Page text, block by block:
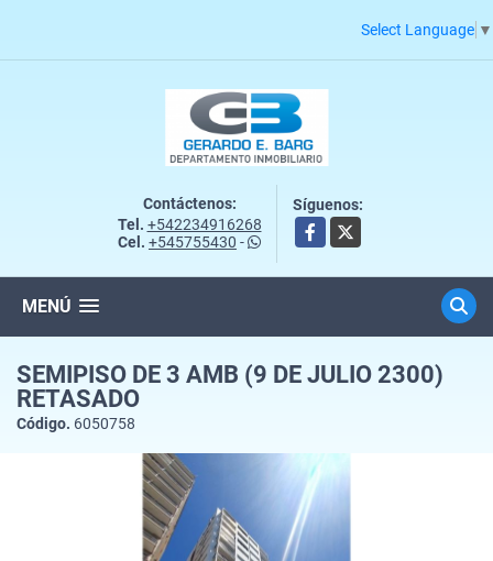
Select Language ▼
Contáctenos:
Tel. +542234916268
Cel. +545755430 -
Síguenos:
Facebook
X
MENÚ
SEMIPISO DE 3 AMB (9 DE JULIO 2300)
RETASADO
Código. 6050758